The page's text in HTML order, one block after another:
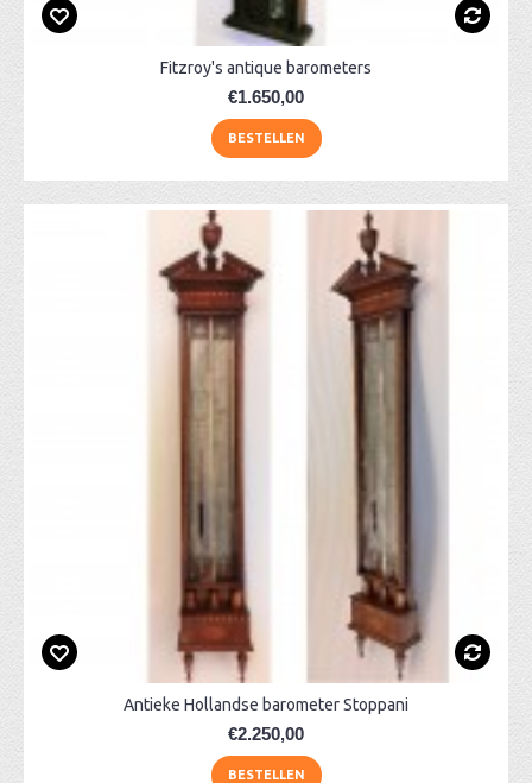
Fitzroy's antique barometers
€1.650,00
BESTELLEN
Antieke Hollandse barometer Stoppani
€2.250,00
BESTELLEN